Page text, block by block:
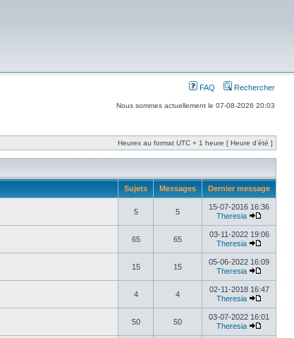
FAQ Rechercher
Nous sommes actuellement le 07-08-2026 20:03
Heures au format UTC + 1 heure [ Heure d’été ]
Sujets Messages Dernier message
5 5
15-07-2016 16:36
Theresia
65 65
03-11-2022 19:06
Theresia
15 15
05-06-2022 16:09
Theresia
4 4
02-11-2018 16:47
Theresia
50 50
03-07-2022 16:01
Theresia